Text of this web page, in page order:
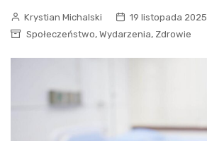
Krystian Michalski
19 listopada 2025
Społeczeństwo, Wydarzenia, Zdrowie